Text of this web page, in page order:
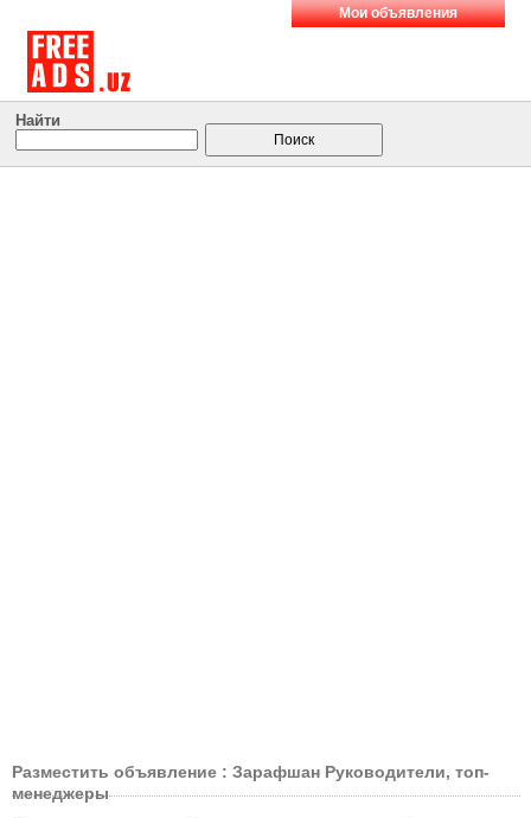
Мои объявления
Найти
Разместить объявление : Зарафшан Руководители, топ-
менеджеры